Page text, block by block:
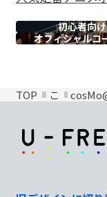
初心者向け
オフィシャルコ
TOP こ